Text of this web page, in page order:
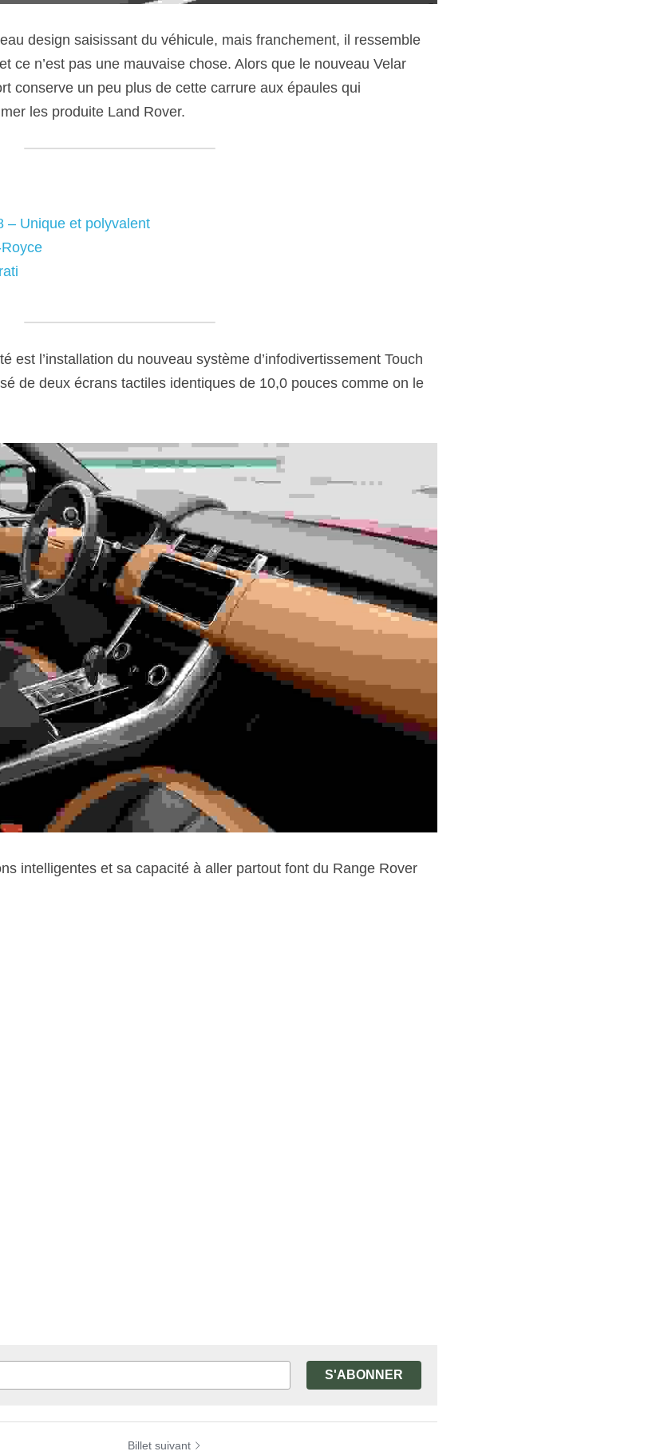
design saisissant du véhicule, mais franchement, il ressemble
ce n’est pas une mauvaise chose. Alors que le nouveau Velar
conserve un peu plus de cette carrure aux épaules qui
les produite Land Rover.
– Unique et polyvalent
est l’installation du nouveau système d’infodivertissement Touch
de deux écrans tactiles identiques de 10,0 pouces comme on le
intelligentes et sa capacité à aller partout font du Range Rover
S'ABONNER
Billet suivant